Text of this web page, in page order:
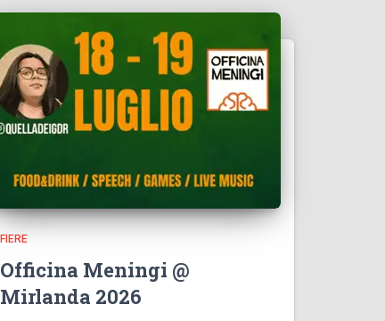
FIERE
Officina Meningi @
Mirlanda 2026